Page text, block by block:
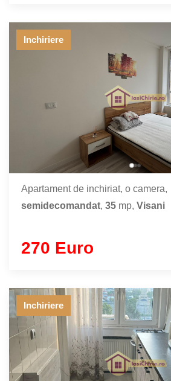
Inchiriere
Apartament de inchiriat, o camera,
semidecomandat, 35 mp, Visani
270 Euro
Inchiriere